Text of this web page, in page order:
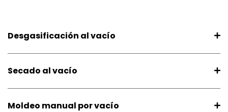
Desgasificación al vacío
Secado al vacío
Moldeo manual por vacío